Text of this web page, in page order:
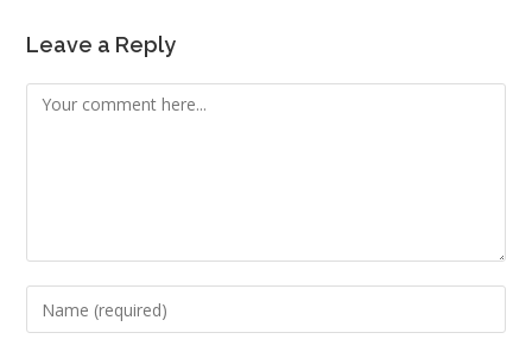
Leave a Reply